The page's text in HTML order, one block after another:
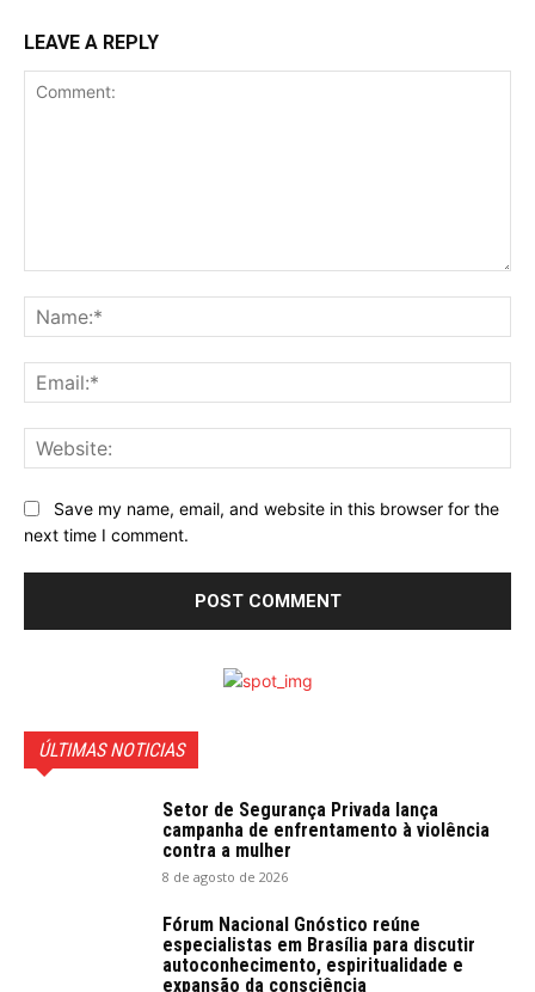
LEAVE A REPLY
Save my name, email, and website in this browser for the
next time I comment.
ÚLTIMAS NOTICIAS
Setor de Segurança Privada lança
campanha de enfrentamento à violência
contra a mulher
8 de agosto de 2026
Fórum Nacional Gnóstico reúne
especialistas em Brasília para discutir
autoconhecimento, espiritualidade e
expansão da consciência